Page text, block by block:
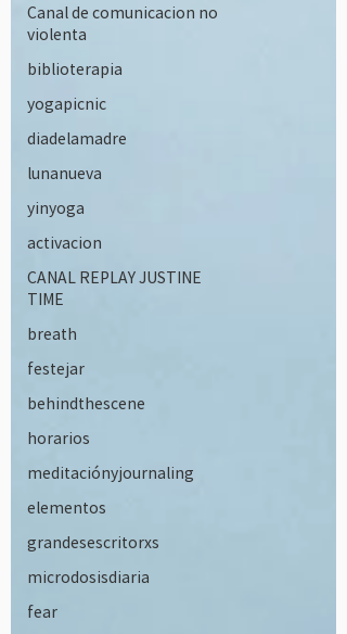
Canal de comunicacion no
violenta
biblioterapia
yogapicnic
diadelamadre
lunanueva
yinyoga
activacion
CANAL REPLAY JUSTINE
TIME
breath
festejar
behindthescene
horarios
meditaciónyjournaling
elementos
grandesescritorxs
microdosisdiaria
fear